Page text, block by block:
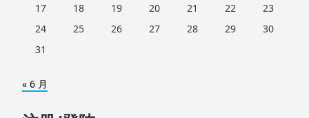
17
18 19 20 21 22
23
24
25 26 27 28 29
30
31
« 6 月